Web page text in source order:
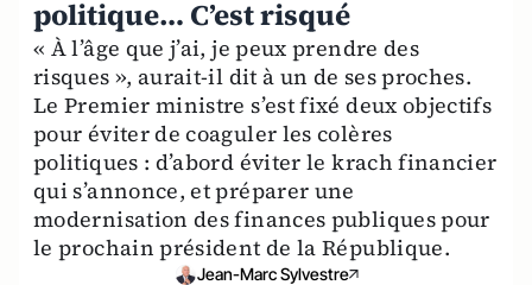
politique… C’est risqué
« À l’âge que j’ai, je peux prendre des
risques », aurait-il dit à un de ses proches.
Le Premier ministre s’est fixé deux objectifs
pour éviter de coaguler les colères
politiques : d’abord éviter le krach financier
qui s’annonce, et préparer une
modernisation des finances publiques pour
le prochain président de la République.
Jean-Marc Sylvestre